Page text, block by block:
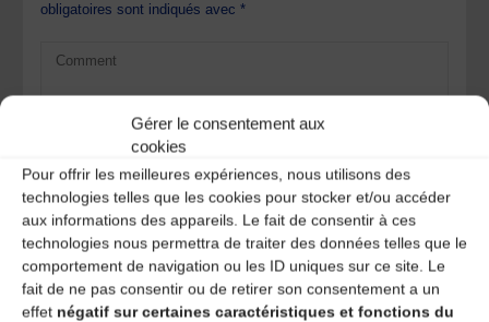
Gérer le consentement aux
cookies
Pour offrir les meilleures expériences, nous utilisons des
technologies telles que les cookies pour stocker et/ou accéder
aux informations des appareils. Le fait de consentir à ces
technologies nous permettra de traiter des données telles que le
comportement de navigation ou les ID uniques sur ce site. Le
fait de ne pas consentir ou de retirer son consentement a un
effet négatif sur certaines caractéristiques et fonctions du
obligatoires sont indiqués avec*